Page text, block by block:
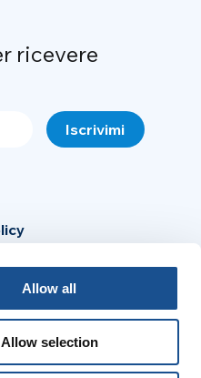
Allow all
Allow selection
ricevere